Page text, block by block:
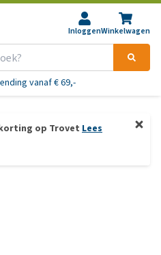
InloggenWinkelwagen
vanaf € 69,-
op Trovet Lees